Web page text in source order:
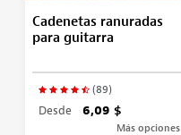
Cadenetas ranuradas
para guitarra
(89)
Desde 6,09 $
Más opciones